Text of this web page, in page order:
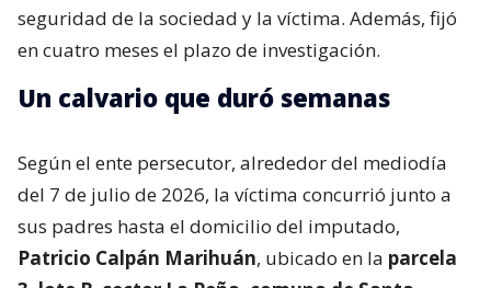
seguridad de la sociedad y la víctima. Además, fijó
en cuatro meses el plazo de investigación.
Un calvario que duró semanas
Según el ente persecutor, alrededor del mediodía
del 7 de julio de 2026, la víctima concurrió junto a
sus padres hasta el domicilio del imputado,
Patricio Calpán Marihuán, ubicado en la parcela